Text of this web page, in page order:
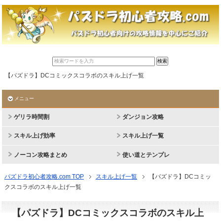
【パズドラ】DCコミックスコラボのスキル上げ一覧
メニュー
ゲリラ時間割 ダンジョン攻略
スキル上げ効率 スキル上げ一覧
ノーコン攻略まとめ 使い道とテンプレ
パズドラ初心者攻略.com TOP スキル上げ一覧
【パズドラ】DCコミッ
クスコラボのスキル上げ一覧
【パズドラ】DCコミックスコラボのスキル上